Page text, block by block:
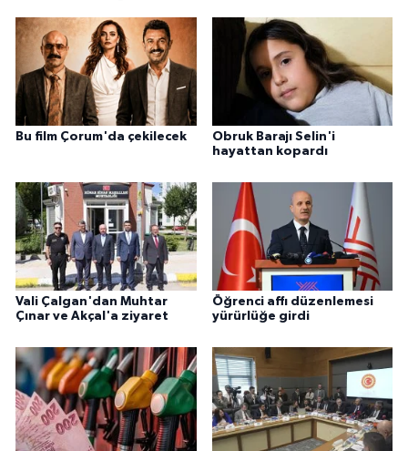
Bu film Çorum'da çekilecek
Obruk Barajı Selin'i
hayattan kopardı
Vali Çalgan'dan Muhtar
Çınar ve Akçal'a ziyaret
Öğrenci affı düzenlemesi
yürürlüğe girdi